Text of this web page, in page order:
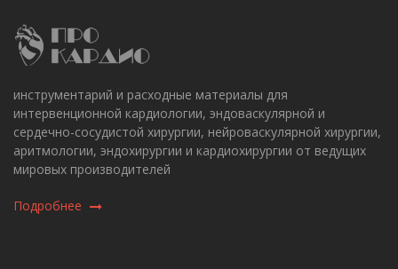
инструментарий и расходные материалы для
интервенционной кардиологии, эндоваскулярной и
сердечно-сосудистой хирургии, нейроваскулярной хирургии,
аритмологии, эндохирургии и кардиохирургии от ведущих
мировых производителей
Подробнее